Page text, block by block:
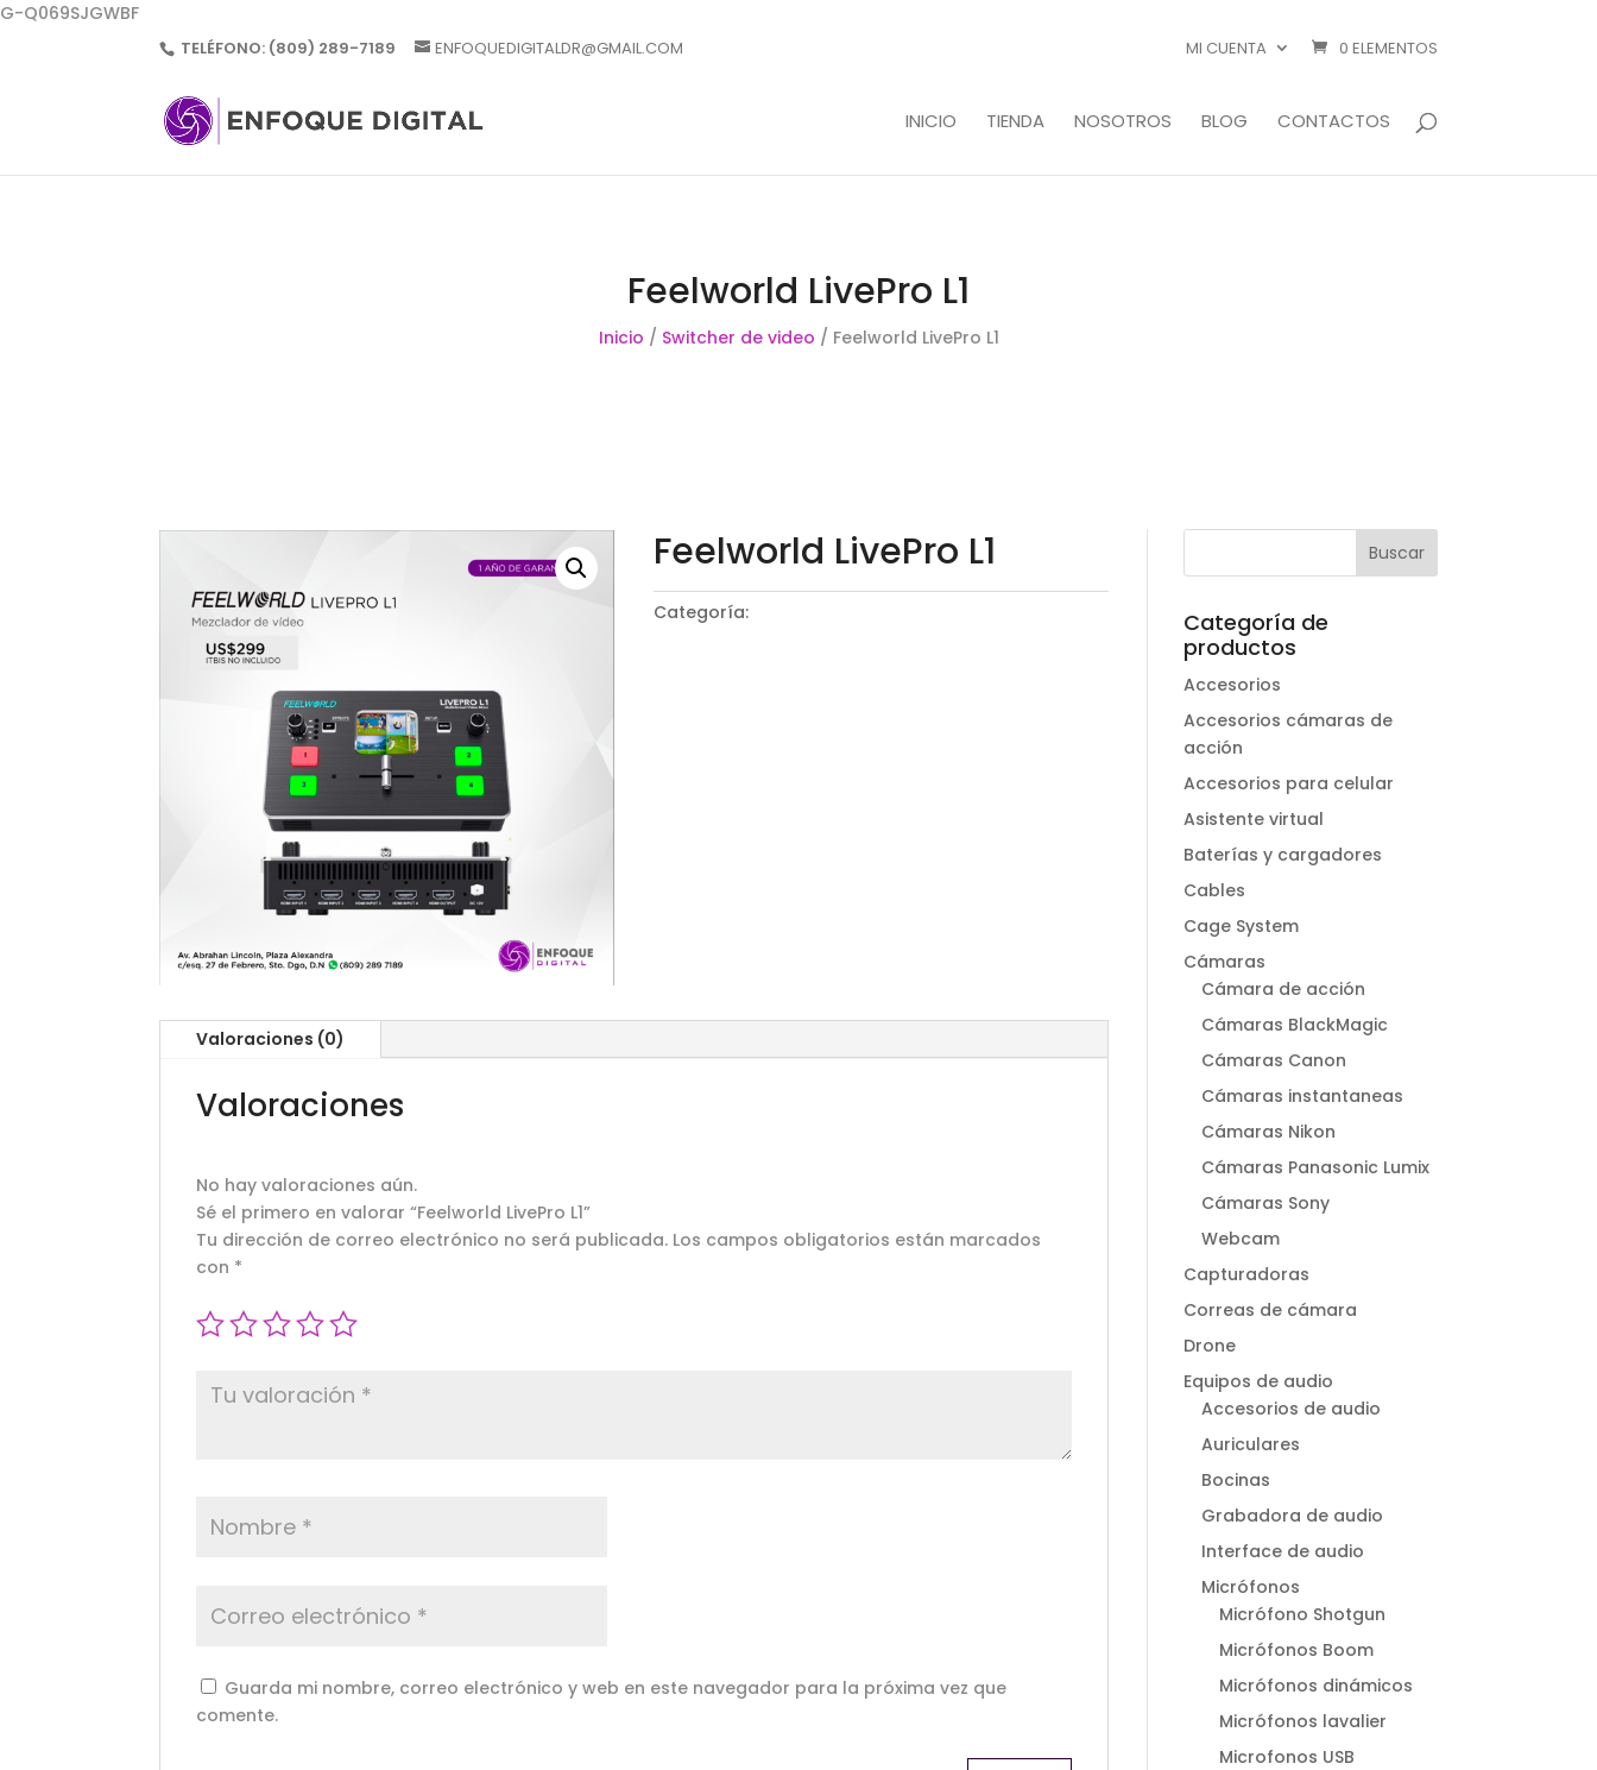
G-Q069SJGWBF
TELÉFONO: (809) 289-7189 ENFOQUEDIGITALDR@GMAIL.COM MI CUENTA 0 ELEMENTOS
INICIO TIENDA NOSOTROS BLOG CONTACTOS
Feelworld LivePro L1
Inicio / Switcher de video / Feelworld LivePro L1
Feelworld LivePro L1
Categoría:
Valoraciones (0)
Valoraciones
No hay valoraciones aún.
Sé el primero en valorar “Feelworld LivePro L1”
Tu dirección de correo electrónico no será publicada. Los campos obligatorios están marcados
con *
Guarda mi nombre, correo electrónico y web en este navegador para la próxima vez que
comente.
Categoría de
productos
Accesorios
Accesorios cámaras de
acción
Accesorios para celular
Asistente virtual
Baterías y cargadores
Cables
Cage System
Cámaras
Cámara de acción
Cámaras BlackMagic
Cámaras Canon
Cámaras instantaneas
Cámaras Nikon
Cámaras Panasonic Lumix
Cámaras Sony
Webcam
Capturadoras
Correas de cámara
Drone
Equipos de audio
Accesorios de audio
Auriculares
Bocinas
Grabadora de audio
Interface de audio
Micrófonos
Micrófono Shotgun
Micrófonos Boom
Micrófonos dinámicos
Micrófonos lavalier
Microfonos USB